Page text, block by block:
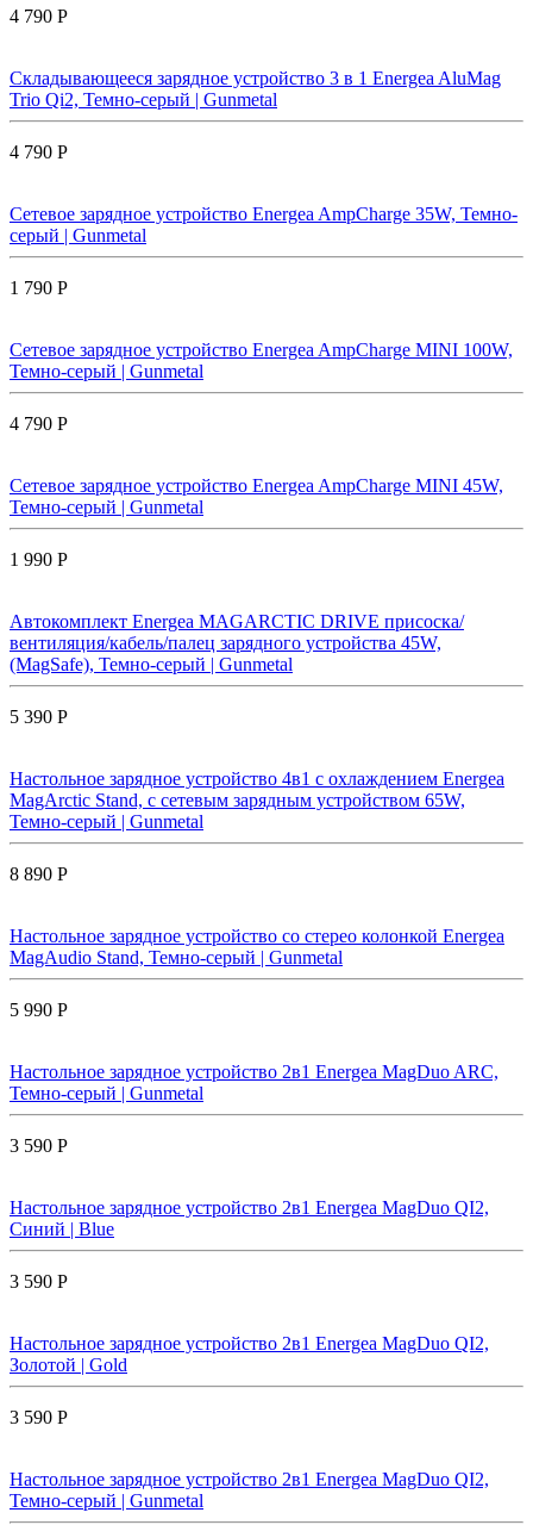
4 790 Р
Складывающееся зарядное устройство 3 в 1 Energea AluMag
Trio Qi2, Темно-серый | Gunmetal
4 790 Р
Сетевое зарядное устройство Energea AmpCharge 35W, Темно-
серый | Gunmetal
1 790 Р
Сетевое зарядное устройство Energea AmpCharge MINI 100W,
Темно-серый | Gunmetal
4 790 Р
Сетевое зарядное устройство Energea AmpCharge MINI 45W,
Темно-серый | Gunmetal
1 990 Р
Автокомплект Energea MAGARCTIC DRIVE присоска/
вентиляция/кабель/палец зарядного устройства 45W,
(MagSafe), Темно-серый | Gunmetal
5 390 Р
Настольное зарядное устройство 4в1 с охлаждением Energea
MagArctic Stand, с сетевым зарядным устройством 65W,
Темно-серый | Gunmetal
8 890 Р
Настольное зарядное устройство со стерео колонкой Energea
MagAudio Stand, Темно-серый | Gunmetal
5 990 Р
Настольное зарядное устройство 2в1 Energea MagDuo ARC,
Темно-серый | Gunmetal
3 590 Р
Настольное зарядное устройство 2в1 Energea MagDuo QI2,
Синий | Blue
3 590 Р
Настольное зарядное устройство 2в1 Energea MagDuo QI2,
Золотой | Gold
3 590 Р
Настольное зарядное устройство 2в1 Energea MagDuo QI2,
Темно-серый | Gunmetal